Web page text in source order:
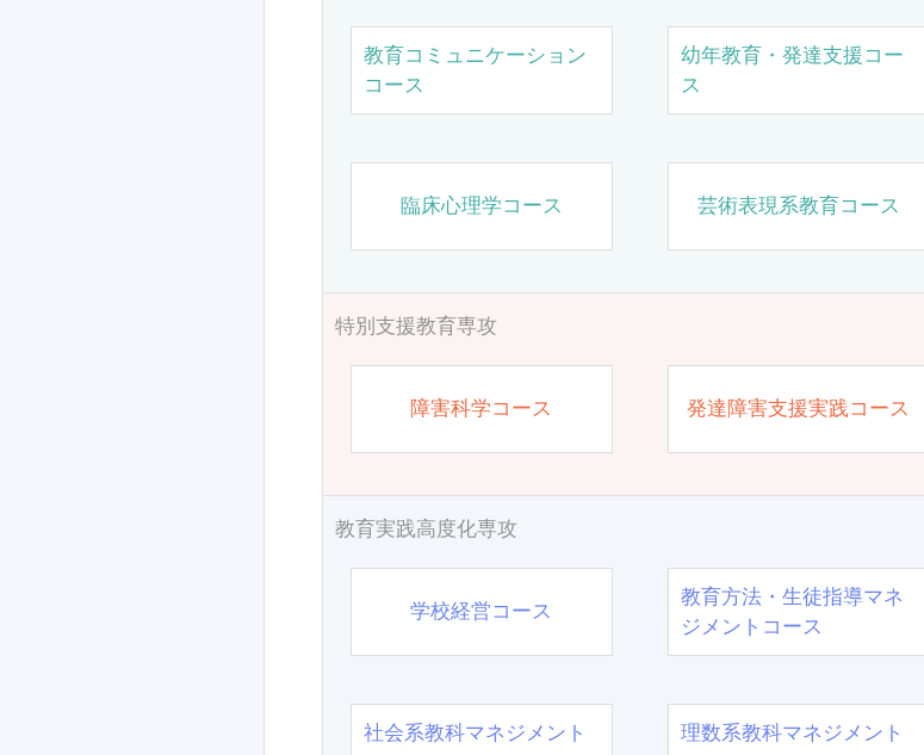
教育コミュニケーション
コース
幼年教育・発達支援コー
ス
臨床心理学コース 芸術表現系教育コース
特別支援教育専攻
障害科学コース 発達障害支援実践コース
教育実践高度化専攻
学校経営コース
教育方法・生徒指導マネ
ジメントコース
社会系教科マネジメント
理数系教科マネジメント